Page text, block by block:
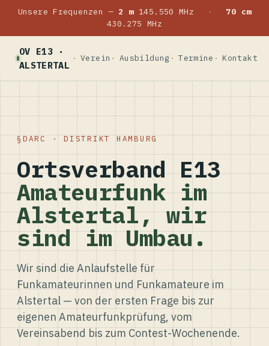
Unsere Frequenzen — 2 m145.550 MHz ·
70 cm
430.275 MHz
OV E13 ·
ALSTERTAL
Verein Ausbildung Termine Kontakt
DARC · DISTRIKT HAMBURG
Ortsverband E13
Amateurfunk im
Alstertal, wir
sind im Umbau.
Wir sind die Anlaufstelle für
Funkamateurinnen und Funkamateure im
Alstertal — von der ersten Frage bis zur
eigenen Amateurfunkprüfung, vom
Vereinsabend bis zum Contest-Wochenende.